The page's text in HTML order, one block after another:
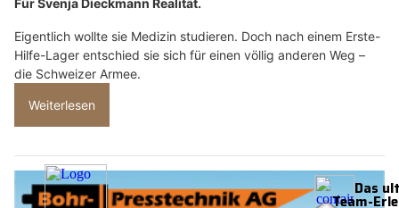
Eigentlich wollte sie Medizin studieren. Doch nach einem Erste-
Hilfe-Lager entschied sie sich für einen völlig anderen Weg –
die Schweizer Armee.
Weiterlesen